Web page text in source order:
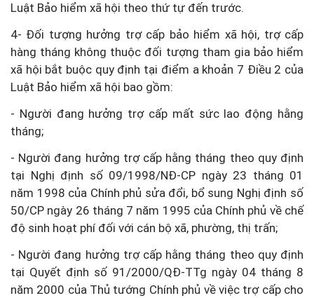
Luật Bảo hiểm xã hội theo thứ tự đến trước.
4- Đối tượng hưởng trợ cấp bảo hiểm xã hội, trợ cấp
hàng tháng không thuộc đối tượng tham gia bảo hiểm
xã hội bắt buộc quy định tại điểm a khoản 7 Điều 2 của
Luật Bảo hiểm xã hội bao gồm:
- Người đang hưởng trợ cấp mất sức lao động hằng
tháng;
- Người đang hưởng trợ cấp hằng tháng theo quy định
tại Nghị định số 09/1998/NĐ-CP ngày 23 tháng 01
năm 1998 của Chính phủ sửa đổi, bổ sung Nghị định số
50/CP ngày 26 tháng 7 năm 1995 của Chính phủ về chế
độ sinh hoạt phí đối với cán bộ xã, phường, thị trấn;
- Người đang hưởng trợ cấp hằng tháng theo quy định
tại Quyết định số 91/2000/QĐ-TTg ngày 04 tháng 8
năm 2000 của Thủ tướng Chính phủ về việc trợ cấp cho